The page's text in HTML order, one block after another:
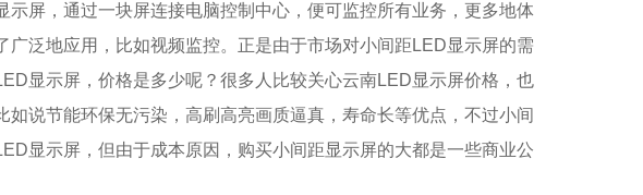
屏，通过一块屏连接电脑控制中心，便可监控所有业务，更多地体
泛地应用，比如视频监控。正是由于市场对小间距LED显示屏的需
显示屏，价格是多少呢？很多人比较关心云南LED显示屏价格，也
说节能环保无污染，高刷高亮画质逼真，寿命长等优点，不过小间
显示屏，但由于成本原因，购买小间距显示屏的大都是一些商业公